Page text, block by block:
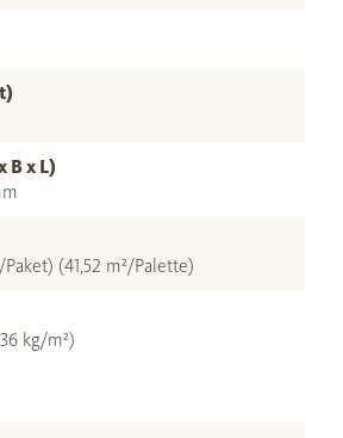
B x L)
(41,52 m²/Palette)
kg/m²)